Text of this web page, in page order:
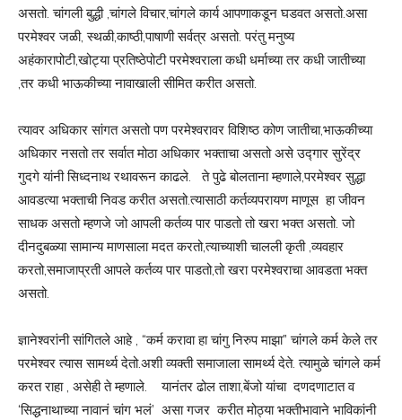
असतो. चांगली बुद्धी ,चांगले विचार,चांगले कार्य आपणाकडून घडवत असतो.असा
परमेश्वर जळी, स्थळी,काष्ठी,पाषाणी सर्वत्र असतो. परंतु मनुष्य
अहंकारापोटी,खोट्या प्रतिष्ठेपोटी परमेश्वराला कधी धर्माच्या तर कधी जातीच्या
,तर कधी भाऊकीच्या नावाखाली सीमित करीत असतो.
त्यावर अधिकार सांगत असतो पण परमेश्वरावर विशिष्ठ कोण जातीचा,भाऊकीच्या
अधिकार नसतो तर सर्वात मोठा अधिकार भक्ताचा असतो असे उद्गार सुरेंद्र
गुदगे यांनी सिध्दनाथ रथावरून काढले. ते पुढे बोलताना म्हणाले,परमेश्वर सुद्धा
आवडत्या भक्ताची निवड करीत असतो.त्यासाठी कर्तव्यपरायण माणूस हा जीवन
साधक असतो म्हणजे जो आपली कर्तव्य पार पाडतो तो खरा भक्त असतो. जो
दीनदुबळ्या सामान्य माणसाला मदत करतो,त्याच्याशी चालली कृती ,व्यवहार
करतो,समाजाप्रती आपले कर्तव्य पार पाडतो,तो खरा परमेश्वराचा आवडता भक्त
असतो.
ज्ञानेश्वरांनी सांगितले आहे , “कर्म करावा हा चांगु निरुप माझा” चांगले कर्म केले तर
परमेश्वर त्यास सामर्थ्य देतो.अशी व्यक्ती समाजाला सामर्थ्य देते. त्यामुळे चांगले कर्म
करत राहा , असेही ते म्हणाले. यानंतर ढोल ताशा,बेंजो यांचा दणदणाटात व
‘सिद्धनाथाच्या नावानं चांग भलं’ असा गजर करीत मोठ्या भक्तीभावाने भाविकांनी